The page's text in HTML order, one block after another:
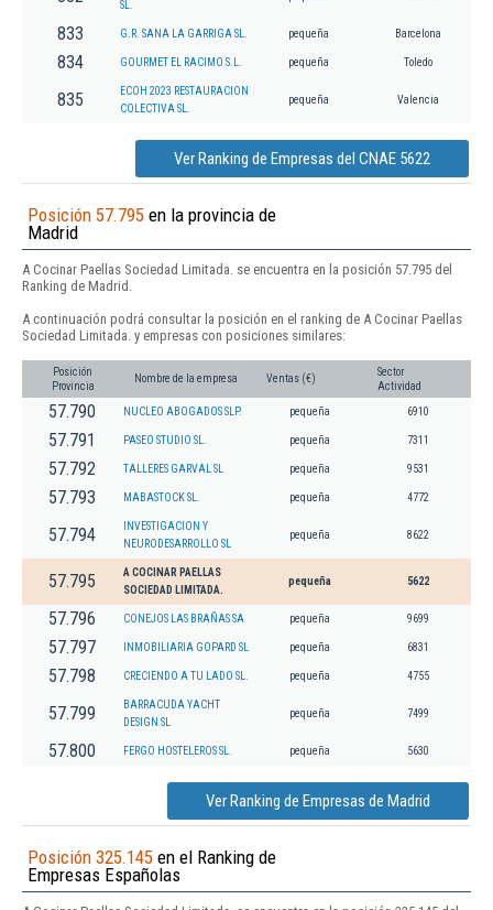
SL.
833 G.R. SANA LA GARRIGA SL. pequeña Barcelona
834 GOURMET EL RACIMO S.L. pequeña Toledo
835
ECOH 2023 RESTAURACION
COLECTIVA SL.
pequeña Valencia
Ver Ranking de Empresas del CNAE 5622
Posición 57.795 en la provincia de
Madrid
A Cocinar Paellas Sociedad Limitada. se encuentra en la posición 57.795 del
Ranking de Madrid.
A continuación podrá consultar la posición en el ranking de A Cocinar Paellas
Sociedad Limitada. y empresas con posiciones similares:
Posición
Provincia
Nombre de la empresa Ventas (€)
Sector
Actividad
57.790 NUCLEO ABOGADOS SLP. pequeña 6910
57.791 PASEO STUDIO SL. pequeña 7311
57.792 TALLERES GARVAL SL pequeña 9531
57.793 MABASTOCK SL. pequeña 4772
57.794
INVESTIGACION Y
NEURODESARROLLO SL
pequeña 8622
57.795
A COCINAR PAELLAS
SOCIEDAD LIMITADA.
pequeña 5622
57.796 CONEJOS LAS BRAÑAS SA pequeña 9699
57.797 INMOBILIARIA GOPARD SL pequeña 6831
57.798 CRECIENDO A TU LADO SL. pequeña 4755
57.799
BARRACUDA YACHT
DESIGN SL
pequeña 7499
57.800 FERGO HOSTELEROS SL. pequeña 5630
Ver Ranking de Empresas de Madrid
Posición 325.145 en el Ranking de
Empresas Españolas